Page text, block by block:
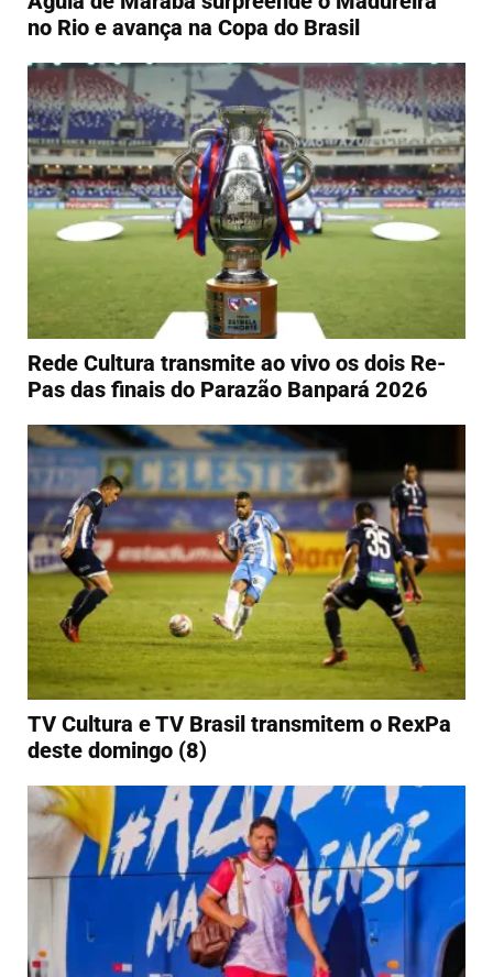
no Rio e avança na Copa do Brasil
Rede Cultura transmite ao vivo os dois Re-
Pas das finais do Parazão Banpará 2026
TV Cultura e TV Brasil transmitem o RexPa
deste domingo (8)